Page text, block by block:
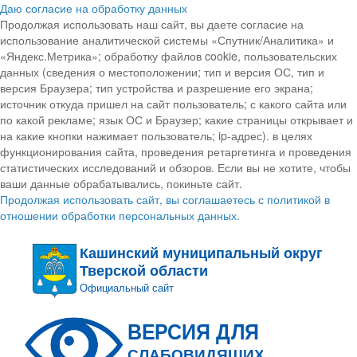
Даю согласие на обработку данных
Продолжая использовать наш сайт, вы даете согласие на
использование аналитической системы «Спутник/Аналитика» и
«Яндекс.Метрика»; обработку файлов cookie, пользовательских
данных (сведения о местоположении; тип и версия ОС, тип и
версия Браузера; тип устройства и разрешение его экрана;
источник откуда пришел на сайт пользователь; с какого сайта или
по какой рекламе; язык ОС и Браузер; какие страницы открывает и
на какие кнопки нажимает пользователь; ip-адрес). в целях
функционирования сайта, проведения ретаргетинга и проведения
статистических исследований и обзоров. Если вы не хотите, чтобы
ваши данные обрабатывались, покиньте сайт.
Продолжая использовать сайт, вы соглашаетесь с политикой в
отношении обработки персональных данных.